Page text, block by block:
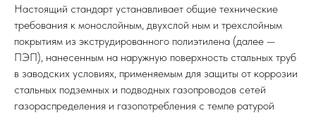
Настоящий стандарт устанавливает общие технические
требования к монослойным, двухслой ным и трехслойным
покрытиям из экструдированного полиэтилена (далее —
ПЭП), нанесенным на наружную поверхность стальных труб
в заводских условиях, применяемым для защиты от коррозии
стальных подземных и подводных газопроводов сетей
газораспределения и газопотребления с темпе ратурой